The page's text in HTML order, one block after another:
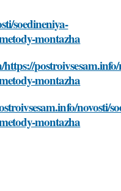
soedineniya-
montazha
montazha
novosti/
montazha